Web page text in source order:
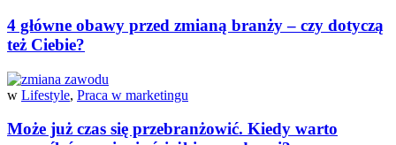
4 główne obawy przed zmianą branży – czy dotyczą
też Ciebie?
w Lifestyle, Praca w marketingu
Może już czas się przebranżowić. Kiedy warto